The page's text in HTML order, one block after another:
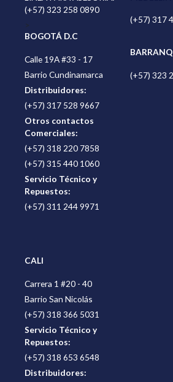
(+57) 323 258 0890
>
BOGOTÁ D.C
Calle 19A #33 - 17
Barrio Cundinamarca
Distribuidores:
(+57) 317 528 9667
Otros contactos
Comerciales:
(+57) 318 220 7858
(+57) 315 440 1060
Servicio Técnico y
Repuestos:
(+57) 311 244 9971
(+57) 317
(+57) 323
CALI
Carrera 1 #20 - 40
Barrio San Nicolás
(+57) 318 366 5031
Servicio Técnico y
Repuestos:
(+57) 318 653 6548
Distribuidores: